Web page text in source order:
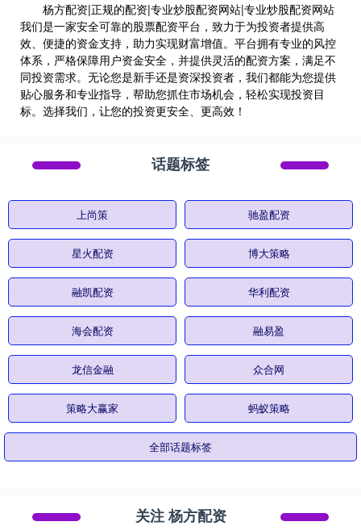
杨方配资|正规的配资|专业炒股配资网站|专业炒股配资网站
我们是一家安全可靠的股票配资平台，致力于为投资者提供高
效、便捷的资金支持，助力实现财富增值。平台拥有专业的风控
体系，严格保障用户资金安全，并提供灵活的配资方案，满足不
同投资需求。无论您是新手还是资深投资者，我们都能为您提供
贴心服务和专业指导，帮助您抓住市场机会，轻松实现投资目
标。选择我们，让您的投资更安全、更高效！
话题标签
上尚策 驰盈配资
星火配资 博大策略
融凯配资 华利配资
海会配资 融易盈
龙信金融 众合网
策略大赢家 蚂蚁策略
全部话题标签
关注 杨方配资